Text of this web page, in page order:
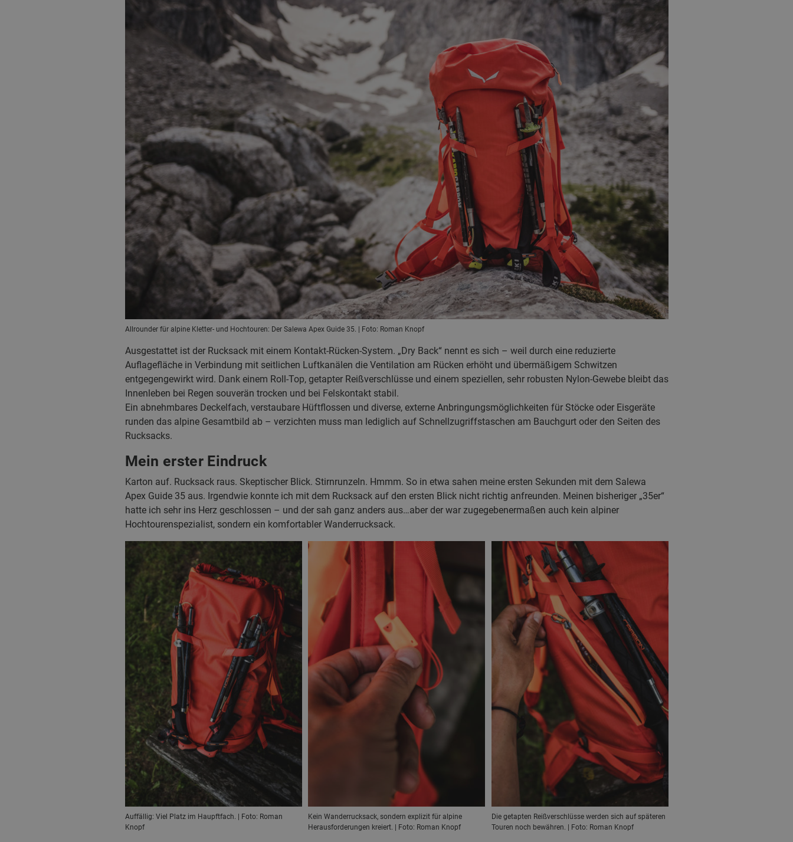
Allrounder für alpine Kletter- und Hochtouren: Der Salewa Apex Guide 35. | Foto: Roman Knopf
Ausgestattet ist der Rucksack mit einem Kontakt-Rücken-System. „Dry Back“ nennt es sich – weil durch eine reduzierte
Auflagefläche in Verbindung mit seitlichen Luftkanälen die Ventilation am Rücken erhöht und übermäßigem Schwitzen
entgegengewirkt wird. Dank einem Roll-Top, getapter Reißverschlüsse und einem speziellen, sehr robusten Nylon-Gewebe bleibt das
Innenleben bei Regen souverän trocken und bei Felskontakt stabil.
Ein abnehmbares Deckelfach, verstaubare Hüftflossen und diverse, externe Anbringungsmöglichkeiten für Stöcke oder Eisgeräte
runden das alpine Gesamtbild ab – verzichten muss man lediglich auf Schnellzugriffstaschen am Bauchgurt oder den Seiten des
Rucksacks.
Mein erster Eindruck
Karton auf. Rucksack raus. Skeptischer Blick. Stirnrunzeln. Hmmm. So in etwa sahen meine ersten Sekunden mit dem Salewa
Apex Guide 35 aus. Irgendwie konnte ich mit dem Rucksack auf den ersten Blick nicht richtig anfreunden. Meinen bisheriger „35er“
hatte ich sehr ins Herz geschlossen – und der sah ganz anders aus…aber der war zugegebenermaßen auch kein alpiner
Hochtourenspezialist, sondern ein komfortabler Wanderrucksack.
Auffällig: Viel Platz im Haupftfach. | Foto: Roman
Knopf
Kein Wanderrucksack, sondern explizit für alpine
Herausforderungen kreiert. | Foto: Roman Knopf
Die getapten Reißverschlüsse werden sich auf späteren
Touren noch bewähren. | Foto: Roman Knopf